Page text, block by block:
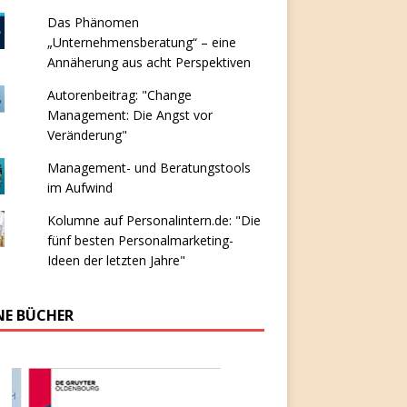
Das Phänomen
„Unternehmensberatung“ – eine
Annäherung aus acht Perspektiven
Autorenbeitrag: "Change
Management: Die Angst vor
Veränderung"
Management- und Beratungstools
im Aufwind
Kolumne auf Personalintern.de: "Die
fünf besten Personalmarketing-
Ideen der letzten Jahre"
BÜCHER